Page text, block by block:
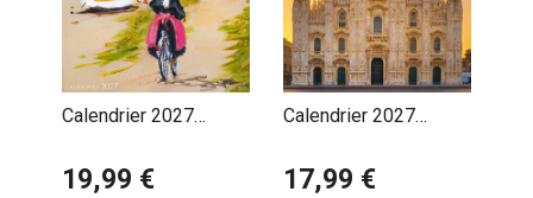
Calendrier 2027
Gharlic
19,99 €
Calendrier 2027
Monde
17,99 €